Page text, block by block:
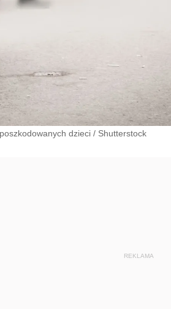
dzieci / Shutterstock